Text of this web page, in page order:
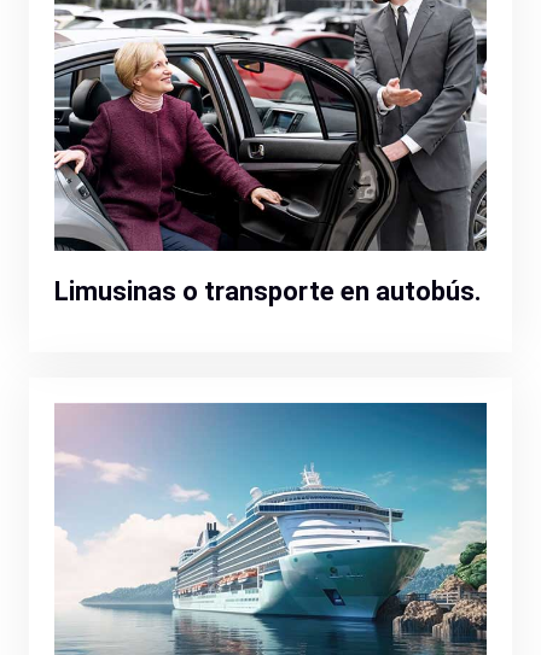
Limusinas o transporte en autobús.